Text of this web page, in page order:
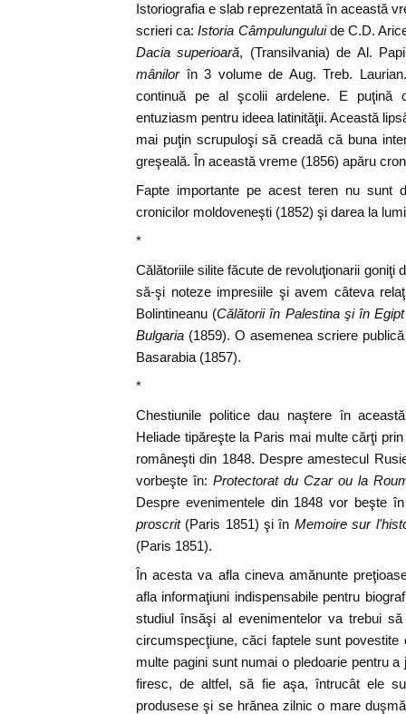
Istoriografia e slab reprezentată în această
scrieri ca:Istoria Câmpulunguluide C.D.
Dacia superioară, (Transilvania) de Al.
mânilorîn 3 volume de Aug. Treb.
continuă pe al şcolii ardelene. E
entuziasm pentru ideea latinităţii. Această
mai puţin scrupuloşi să creadă că buna
greşeală. În această vreme (1856) apăru
Fapte importante pe acest teren nu sunt
cronicilor moldoveneşti (1852) şi darea la
*
Călătoriile silite făcute de revoluţionarii goniţi
să-şi noteze impresiile şi avem câteva
Bolintineanu (Călătorii în Palestina şi în Egipt
Bulgaria (1859). O asemenea scriere
Basarabia (1857).
*
Chestiunile politice dau naştere în
Heliade tipăreşte la Paris mai multe cărţi
româneşti din 1848. Despre amestecul
vorbeşte în: Protectorat du Czar ou la
Despre evenimentele din 1848 vor beşte
proscrit(Paris 1851) şi în Memoire sur
(Paris 1851).
În acesta va afla cineva amănunte
afla informaţiuni indispensabile pentru
studiul însăşi al evenimentelor va trebui
circumspecţiune, căci faptele sunt
multe pagini sunt numai o pledoarie pentru
firesc, de altfel, să fie aşa, întrucât ele
produsese şi se hrănea zilnic o mare